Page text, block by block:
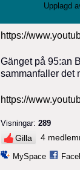
Upplagd
https://
Gänget på 95:an
sammanfaller det
https://
Visningar: 289
Gilla 4
MySpace